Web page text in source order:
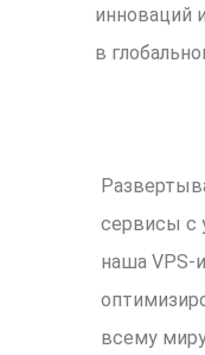
инноваций
в
сервисы с
наша VPS-
всему